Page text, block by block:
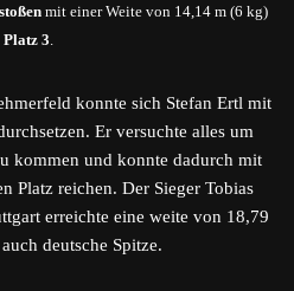
mit einer Weite von 14,14 m (6 kg)
Platz 3.
konnte sich Stefan Ertl mit
Er versuchte alles um
kommen und konnte dadurch mit
Platz reichen. Der Sieger Tobias
erreichte eine weite von 18,79
deutsche Spitze.